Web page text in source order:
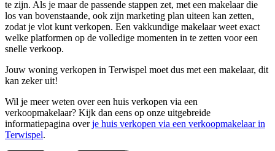
te zijn. Als je maar de passende stappen zet, met een makelaar die
los van bovenstaande, ook zijn marketing plan uiteen kan zetten,
zodat je vlot kunt verkopen. Een vakkundige makelaar weet exact
welke platformen op de volledige momenten in te zetten voor een
snelle verkoop.
Jouw woning verkopen in Terwispel moet dus met een makelaar, dit
kan zeker uit!
Wil je meer weten over een huis verkopen via een
verkoopmakelaar? Kijk dan eens op onze uitgebreide
informatiepagina overje huis verkopen via een verkoopmakelaar in
Terwispel.